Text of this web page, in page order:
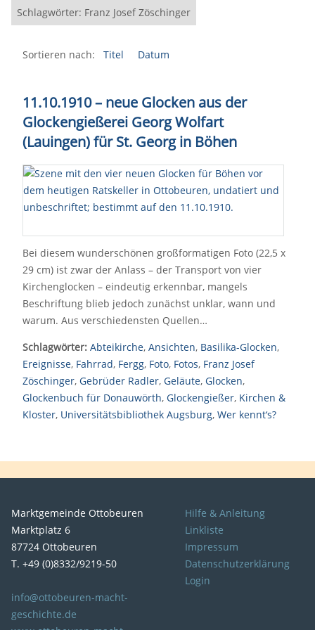
Schlagwörter: Franz Josef Zöschinger
Sortieren nach: Titel Datum
11.10.1910 – neue Glocken aus der
Glockengießerei Georg Wolfart
(Lauingen) für St. Georg in Böhen
Bei diesem wunderschönen großformatigen Foto (22,5 x
29 cm) ist zwar der Anlass – der Transport von vier
Kirchenglocken – eindeutig erkennbar, mangels
Beschriftung blieb jedoch zunächst unklar, wann und
warum. Aus verschiedensten Quellen…
Schlagwörter: Abteikirche, Ansichten, Basilika-Glocken,
Ereignisse, Fahrrad, Fergg, Foto, Fotos, Franz Josef
Zöschinger, Gebrüder Radler, Geläute, Glocken,
Glockenbuch für Donauwörth, Glockengießer, Kirchen &
Kloster, Universitätsbibliothek Augsburg, Wer kennt‘s?
Marktgemeinde Ottobeuren
Marktplatz 6
87724 Ottobeuren
T. +49 (0)8332/9219-50
info@ottobeuren-macht-
geschichte.de
Hilfe & Anleitung
Linkliste
Impressum
Datenschutzerklärung
Login